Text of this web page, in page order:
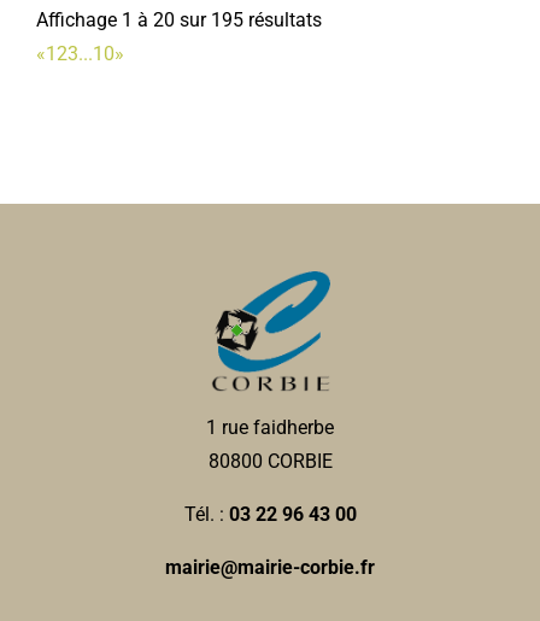
Affichage 1 à 20 sur 195 résultats
«123...10»
1 rue faidherbe
80800 CORBIE
Tél. : 03 22 96 43 00
mairie@mairie-corbie.fr